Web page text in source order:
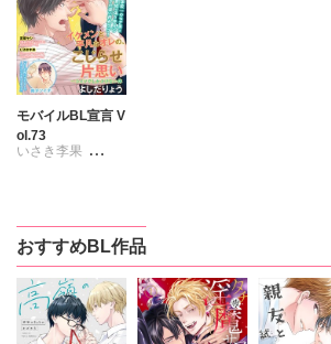
モバイルBL宣言 V
ol.73
いさき李果
夏葉ヤシ
南タツイチ
おすすめBL作品